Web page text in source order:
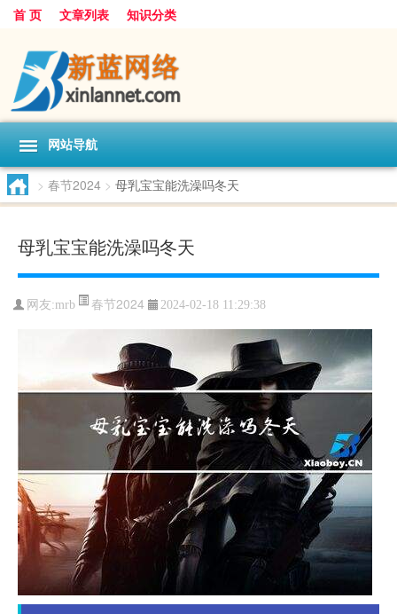
首 页 文章列表 知识分类
网站导航
> 春节2024 > 母乳宝宝能洗澡吗冬天
母乳宝宝能洗澡吗冬天
网友:mrb 春节2024 2024-02-18 11:29:38